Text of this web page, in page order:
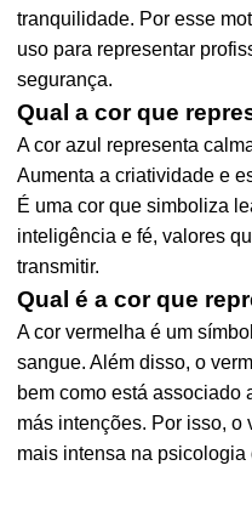
tranquilidade. Por esse
uso para representar
segurança.
Qual a cor que
A cor azul representa
Aumenta a criatividade e
É uma cor que simboliza
inteligência e fé, valores
transmitir.
Qual é a cor que
A cor vermelha é um
sangue. Além disso, o
bem como está associado
más intenções. Por isso, o
mais intensa na psicologia